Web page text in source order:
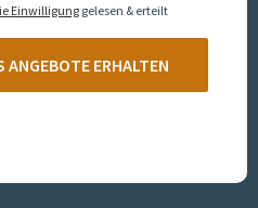
Einwilligung gelesen & erteilt
ERHALTEN